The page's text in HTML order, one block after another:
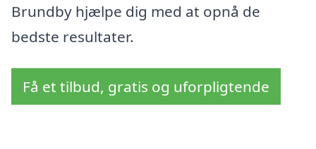
Brundby hjælpe dig med at opnå de
bedste resultater.
Få et tilbud, gratis og uforpligtende